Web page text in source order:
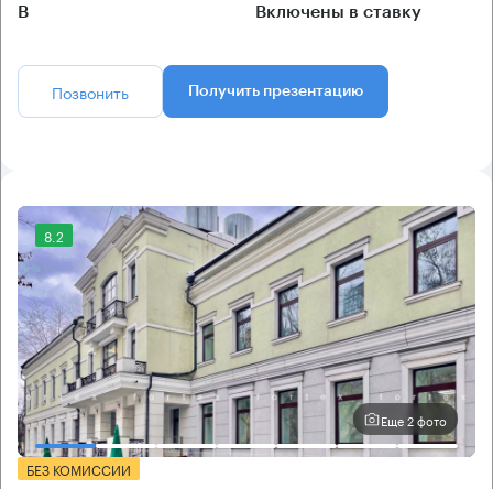
B Включены в ставку
Позвонить Получить презентацию
8.2
Еще 2 фото
БЕЗ КОМИССИИ